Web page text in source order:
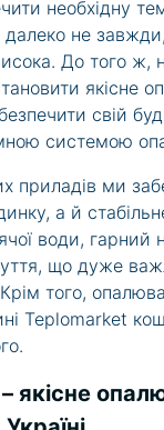
необхідну
не
До того ж,
якісне
свій
системою
приладів ми
а й
води, гарний
що дуже
того,
Teplomarket
якісне